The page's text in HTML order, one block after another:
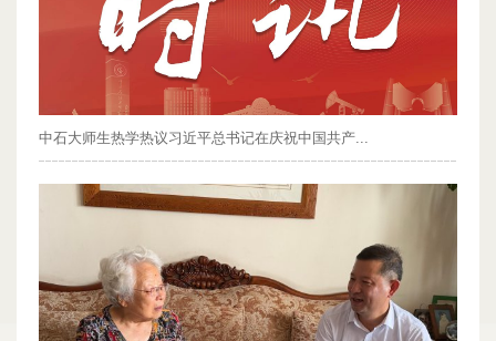
中石大师生热学热议习近平总书记在庆祝中国共产...